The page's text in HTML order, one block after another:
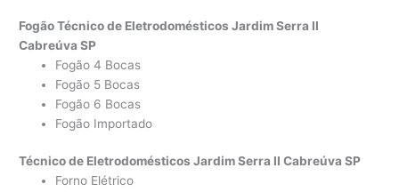
Fogão Técnico de Eletrodomésticos Jardim Serra II
Cabreúva SP
Fogão 4 Bocas
Fogão 5 Bocas
Fogão 6 Bocas
Fogão Importado
Técnico de Eletrodomésticos Jardim Serra II Cabreúva SP
Forno Elétrico